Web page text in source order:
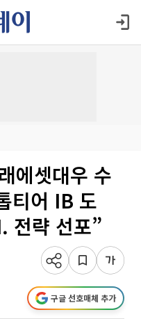
에셋대우 수
티어 IB 도
략 선포”
구글 선호매체 추가